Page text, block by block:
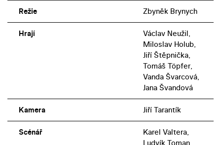
Režie Zbyněk Brynych
Hrají
Václav Neužil,
Miloslav Holub,
Jiří Štěpnička,
Tomáš Töpfer,
Vanda Švarcová,
Jana Švandová
Kamera Jiří Tarantík
Scénář
Karel Valtera,